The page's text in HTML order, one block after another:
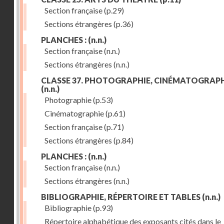
Section française(p.29)
Sections étrangères (p.36)
PLANCHES : (n.n.)
Section française(n.n.)
Sections étrangères (n.n.)
CLASSE 37. PHOTOGRAPHIE,
(n.n.)
Photographie(p.53)
Cinématographie(p.61)
Section française(p.71)
Sections étrangères (p.84)
PLANCHES : (n.n.)
Section française(n.n.)
Sections étrangères (n.n.)
BIBLIOGRAPHIE, RÉPERTOIRE ET TABLES (n.n.)
Bibliographie(p.93)
Répertoire alphabétique des exposants cités dans le